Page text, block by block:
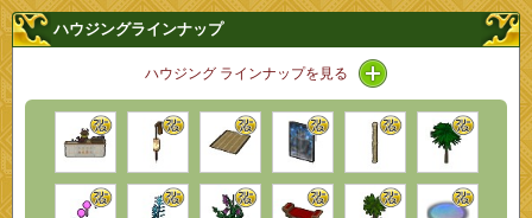
ハウジングラインナップ
ハウジング ラインナップを見る アイコン / ラインナ